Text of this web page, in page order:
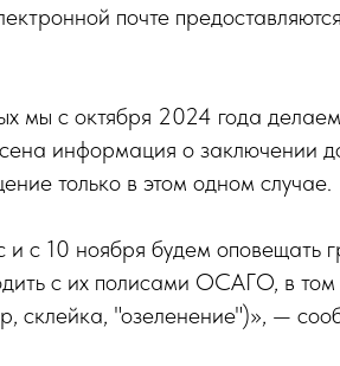
почте
мы с октября 2024 года
информация о заключении
только в этом одном случае.
с 10 ноября будем оповещать
с их полисами ОСАГО, в
склейка, "озеленение")», —